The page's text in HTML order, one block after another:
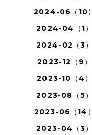
2024-06（10）
2024-04（1）
2024-02（3）
2023-12（9）
2023-10（4）
2023-08（5）
2023-06（14）
2023-04（3）